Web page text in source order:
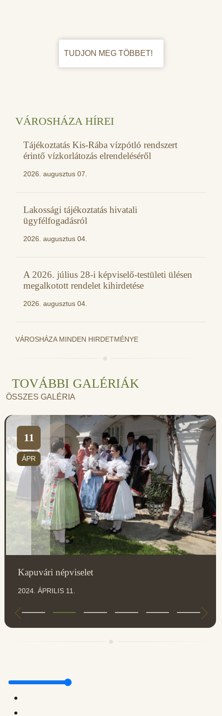
TUDJON MEG TÖBBET!
VÁROSHÁZA HÍREI
Tájékoztatás Kis-Rába vízpótló rendszert
érintő vízkorlátozás elrendeléséről
2026. augusztus 07.
Lakossági tájékoztatás hivatali
ügyfélfogadásról
2026. augusztus 04.
A 2026. július 28-i képviselő-testületi ülésen
megalkotott rendelet kihirdetése
2026. augusztus 04.
VÁROSHÁZA MINDEN HIRDETMÉNYE
TOVÁBBI GALÉRIÁK
ÖSSZES GALÉRIA
11
ÁPR
Kapuvári népviselet
2024. ÁPRILIS 11.